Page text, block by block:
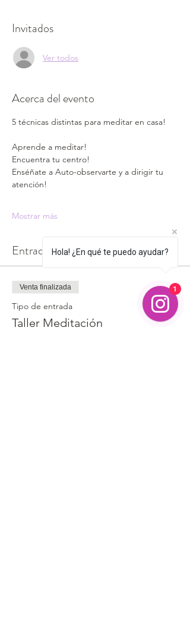
Invitados
Ver todos
Acerca del evento
5 técnicas distintas para meditar en casa!
Aprende a meditar!
Encuentra tu centro!
Enséñate a Auto-observarte y a dirigir tu
atención!
Mostrar más
Entradas
Venta finalizada
Tipo de entrada
Taller Meditación
Hola! ¿En qué te puedo ayudar?
1